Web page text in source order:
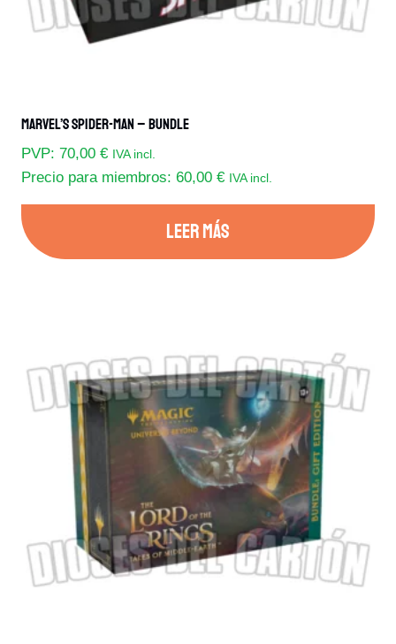
de
Marvel’s Spider-Man – Bundle
PVP: 70,00 € IVA incl.
Precio para miembros: 60,00 € IVA incl.
LEER MÁS